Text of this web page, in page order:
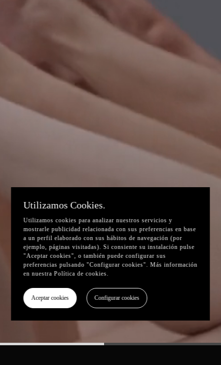
Utilizamos Cookies.
Utilizamos cookies para analizar nuestros servicios y
mostrarle publicidad relacionada con sus preferencias en base
a un perfil elaborado con sus hábitos de navegación (por
ejemplo, páginas visitadas). Si consiente su instalación pulse
"Aceptar cookies", o también puede configurar sus
preferencias pulsando "Configurar cookies". Más información
en nuestraPolítica de cookies.
Aceptar cookies Configurar cookies